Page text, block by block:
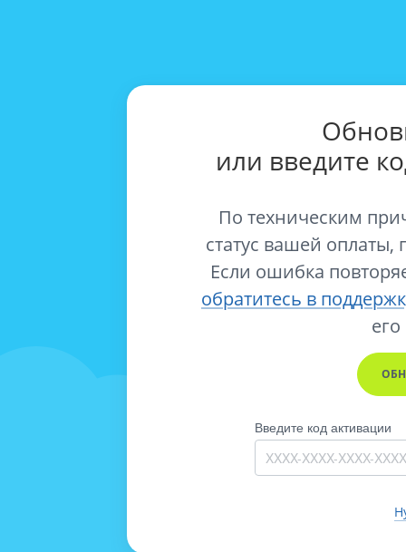
или введите
По техническим
статус вашей оплаты,
Если ошибка
обратитесь в
его
Введите код активации